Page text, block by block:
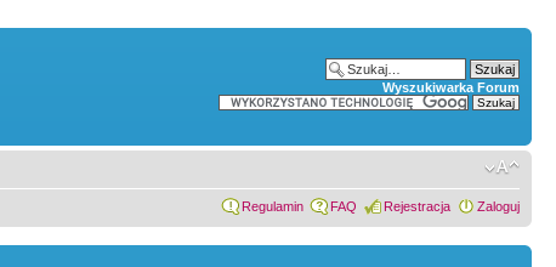
Wyszukiwarka Forum
Regulamin FAQ Rejestracja Zaloguj